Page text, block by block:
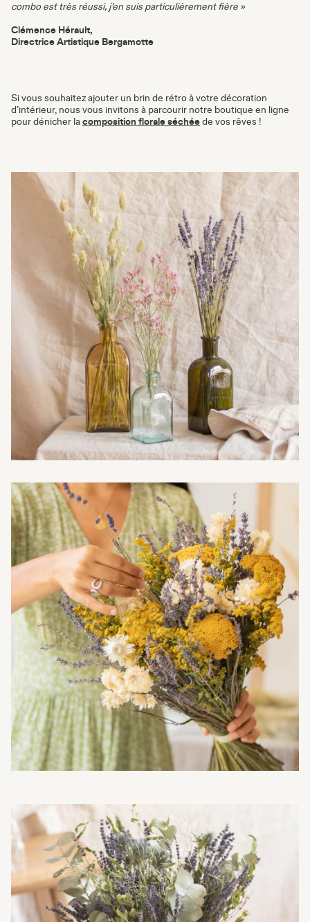
combo est très réussi, j’en suis particulièrement fière »
Clémence Hérault,
Directrice Artistique Bergamotte
Si vous souhaitez ajouter un brin de rétro à votre décoration
d’intérieur, nous vous invitons à parcourir notre boutique en ligne
pour dénicher la composition florale séchée de vos rêves !